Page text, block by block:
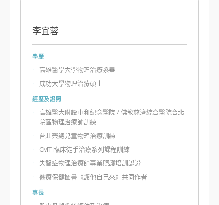
李宜蓉
學歷
高雄醫學大學物理治療系畢
成功大學物理治療碩士
經歷及證照
高雄醫大附設中和紀念醫院 / 佛教慈濟綜合醫院台北
院區物理治療師訓練
台北榮總兒童物理治療訓練
CMT 臨床徒手治療系列課程訓練
失智症物理治療師專業照護培訓認證
醫療保健圖書《讓他自己來》共同作者
專長